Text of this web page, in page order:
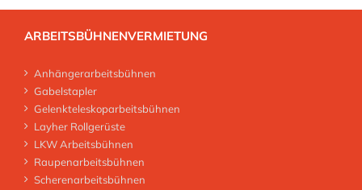
ARBEITSBÜHNENVERMIETUNG
Anhängerarbeitsbühnen
Gabelstapler
Gelenkteleskoparbeitsbühnen
Layher Rollgerüste
LKW Arbeitsbühnen
Raupenarbeitsbühnen
Scherenarbeitsbühnen